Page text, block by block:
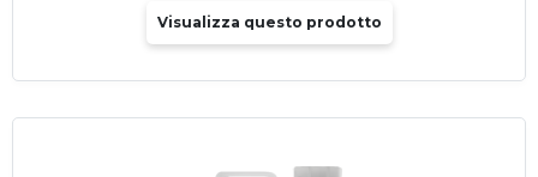
Visualizza questo prodotto